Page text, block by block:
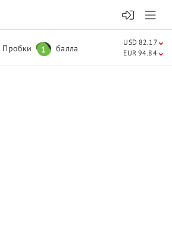
Пробки 1 балла
USD 82.17
EUR 94.84